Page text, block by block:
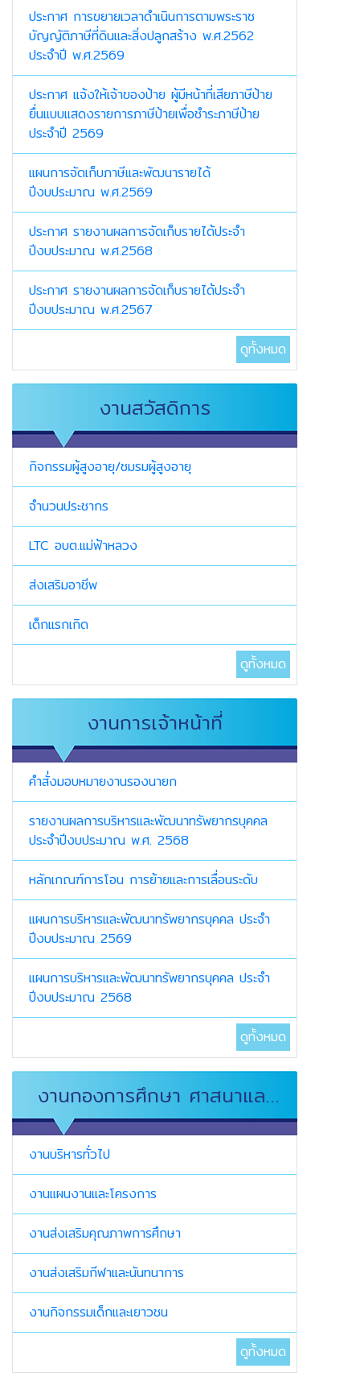
ประกาศ การขยายเวลาดำเนินการตามพระราช
บัญญัติภาษีที่ดินและสิ่งปลูกสร้าง พ.ศ.2562
ประจำปี พ.ศ.2569
ประกาศ แจ้งให้เจ้าของป้าย ผู้มีหน้าที่เสียภาษีป้าย
ยื่นแบบแสดงรายการภาษีป้ายเพื่อชำระภาษีป้าย
ประจำปี 2569
แผนการจัดเก็บภาษีและพัฒนารายได้
ปีงบประมาณ พ.ศ.2569
ประกาศ รายงานผลการจัดเก็บรายได้ประจำ
ปีงบประมาณ พ.ศ.2568
ประกาศ รายงานผลการจัดเก็บรายได้ประจำ
ปีงบประมาณ พ.ศ.2567
ดูทั้งหมด
งานสวัสดิการ
กิจกรรมผู้สูงอายุ/ชมรมผู้สูงอายุ
จำนวนประชากร
LTC อบต.แม่ฟ้าหลวง
ส่งเสริมอาชีพ
เด็กแรกเกิด
ดูทั้งหมด
งานการเจ้าหน้าที่
คำสั่่งมอบหมายงานรองนายก
รายงานผลการบริหารและพัฒนาทรัพยากรบุคคล
ประจำปีงบประมาณ พ.ศ. 2568
หลักเกณฑ์การโอน การย้ายและการเลื่อนระดับ
แผนการบริหารและพัฒนาทรัพยากรบุคคล ประจำ
ปีงบประมาณ 2569
แผนการบริหารและพัฒนาทรัพยากรบุคคล ประจำ
ปีงบประมาณ 2568
ดูทั้งหมด
งานกองการศึกษา ศาสนาและ
วัฒนธรรม
งานบริหารทั่วไป
งานแผนงานและโครงการ
งานส่งเสริมคุณภาพการศึกษา
งานส่งเสริมกีฬาและนันทนาการ
งานกิจกรรมเด็กและเยาวชน
ดูทั้งหมด